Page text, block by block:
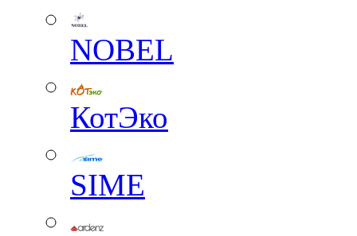
NOBEL
КотЭко
SIME